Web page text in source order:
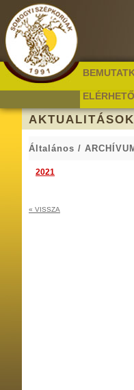
AKTUALITÁSOK
Általános /
2021
« VISSZA